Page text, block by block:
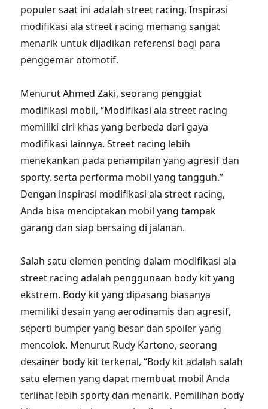
populer saat ini adalah street racing. Inspirasi
modifikasi ala street racing memang sangat
menarik untuk dijadikan referensi bagi para
penggemar otomotif.
Menurut Ahmed Zaki, seorang penggiat
modifikasi mobil, “Modifikasi ala street racing
memiliki ciri khas yang berbeda dari gaya
modifikasi lainnya. Street racing lebih
menekankan pada penampilan yang agresif dan
sporty, serta performa mobil yang tangguh.”
Dengan inspirasi modifikasi ala street racing,
Anda bisa menciptakan mobil yang tampak
garang dan siap bersaing di jalanan.
Salah satu elemen penting dalam modifikasi ala
street racing adalah penggunaan body kit yang
ekstrem. Body kit yang dipasang biasanya
memiliki desain yang aerodinamis dan agresif,
seperti bumper yang besar dan spoiler yang
mencolok. Menurut Rudy Kartono, seorang
desainer body kit terkenal, “Body kit adalah salah
satu elemen yang dapat membuat mobil Anda
terlihat lebih sporty dan menarik. Pemilihan body